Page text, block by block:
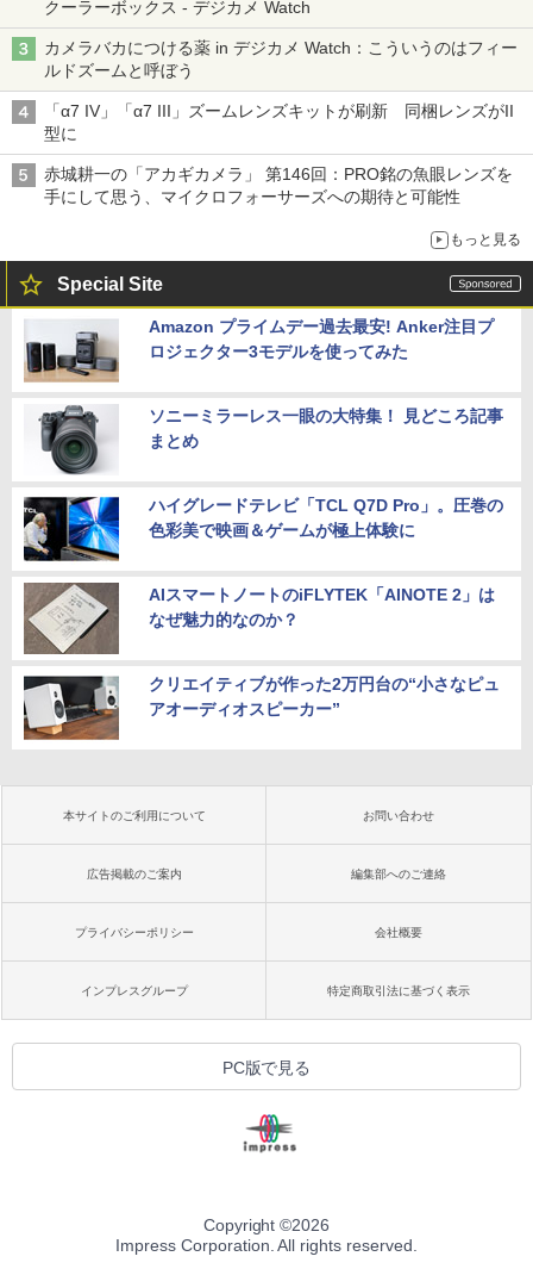
クーラーボックス - デジカメ Watch
カメラバカにつける薬 in デジカメ Watch：こういうのはフィー
ルドズームと呼ぼう
「α7 IV」「α7 III」ズームレンズキットが刷新 同梱レンズがII
型に
赤城耕一の「アカギカメラ」 第146回：PRO銘の魚眼レンズを
手にして思う、マイクロフォーサーズへの期待と可能性
もっと見る
Special Site
Amazon プライムデー過去最安! Anker注目プ
ロジェクター3モデルを使ってみた
ソニーミラーレス一眼の大特集！ 見どころ記事
まとめ
ハイグレードテレビ「TCL Q7D Pro」。圧巻の
色彩美で映画＆ゲームが極上体験に
AIスマートノートのiFLYTEK「AINOTE 2」は
なぜ魅力的なのか？
クリエイティブが作った2万円台の“小さなピュ
アオーディオスピーカー”
本サイトのご利用について お問い合わせ
広告掲載のご案内 編集部へのご連絡
プライバシーポリシー 会社概要
インプレスグループ 特定商取引法に基づく表示
PC版で見る
Copyright ©2026
Impress Corporation. All rights reserved.